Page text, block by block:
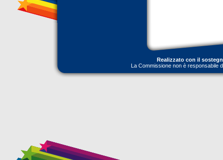
Realizzato con il
La Commissione non è responsabile